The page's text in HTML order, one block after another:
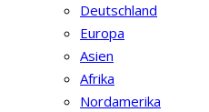
Deutschland
Europa
Asien
Afrika
Nordamerika